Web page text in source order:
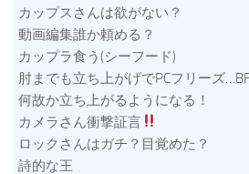
カップスさんは欲がない？
動画編集誰か頼める？
カップラ食う(シーフード)
肘までも立ち上がげでPCフリーズ
何故か立ち上がるようになる！
カメラさん衝撃証言
ロックさんはガチ？目覚めた？
詩的な王